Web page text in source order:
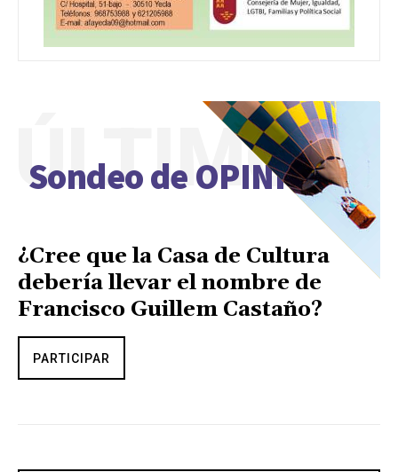
Sondeo de OPINIÓN
ÚLTIMO
¿Cree que la Casa de Cultura
debería llevar el nombre de
Francisco Guillem Castaño?
PARTICIPAR